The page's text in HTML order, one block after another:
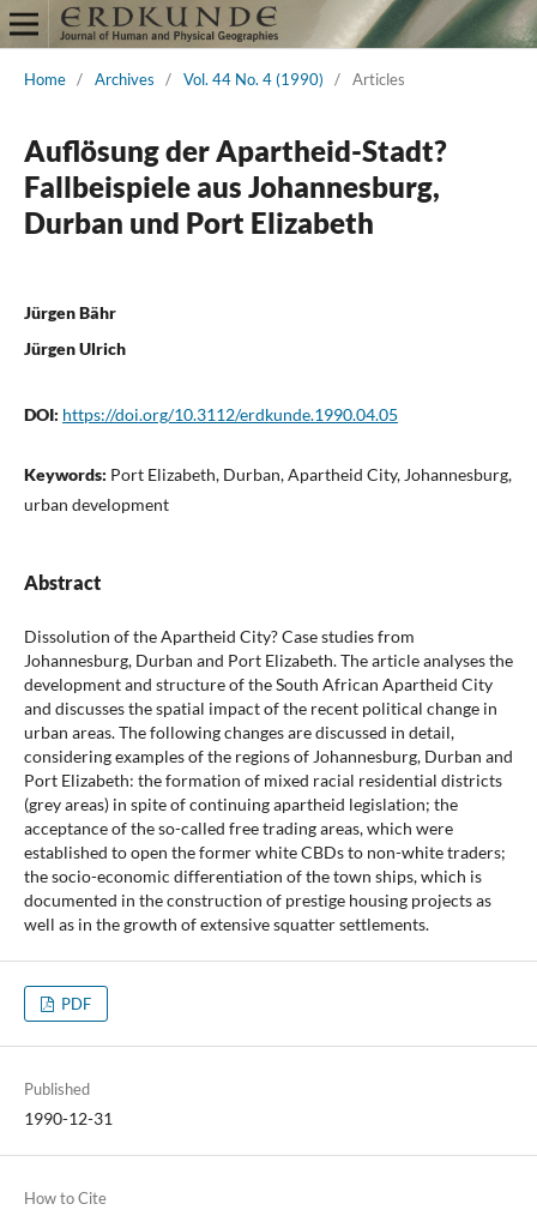
Home / Archives / Vol. 44 No. 4 (1990) / Articles
Auflösung der Apartheid-Stadt?
Fallbeispiele aus Johannesburg,
Durban und Port Elizabeth
Jürgen Bähr
Jürgen Ulrich
DOI: https://doi.org/10.3112/erdkunde.1990.04.05
Keywords: Port Elizabeth, Durban, Apartheid City, Johannesburg,
urban development
Abstract
Dissolution of the Apartheid City? Case studies from
Johannesburg, Durban and Port Elizabeth. The article analyses the
development and structure of the South African Apartheid City
and discusses the spatial impact of the recent political change in
urban areas. The following changes are discussed in detail,
considering examples of the regions of Johannesburg, Durban and
Port Elizabeth: the formation of mixed racial residential districts
(grey areas) in spite of continuing apartheid legislation; the
acceptance of the so-called free trading areas, which were
established to open the former white CBDs to non-white traders;
the socio-economic differentiation of the town ships, which is
documented in the construction of prestige housing projects as
well as in the growth of extensive squatter settlements.
PDF
Published
1990-12-31
How to Cite